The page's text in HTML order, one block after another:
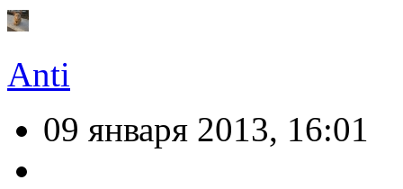
Anti
09 января 2013, 16:01